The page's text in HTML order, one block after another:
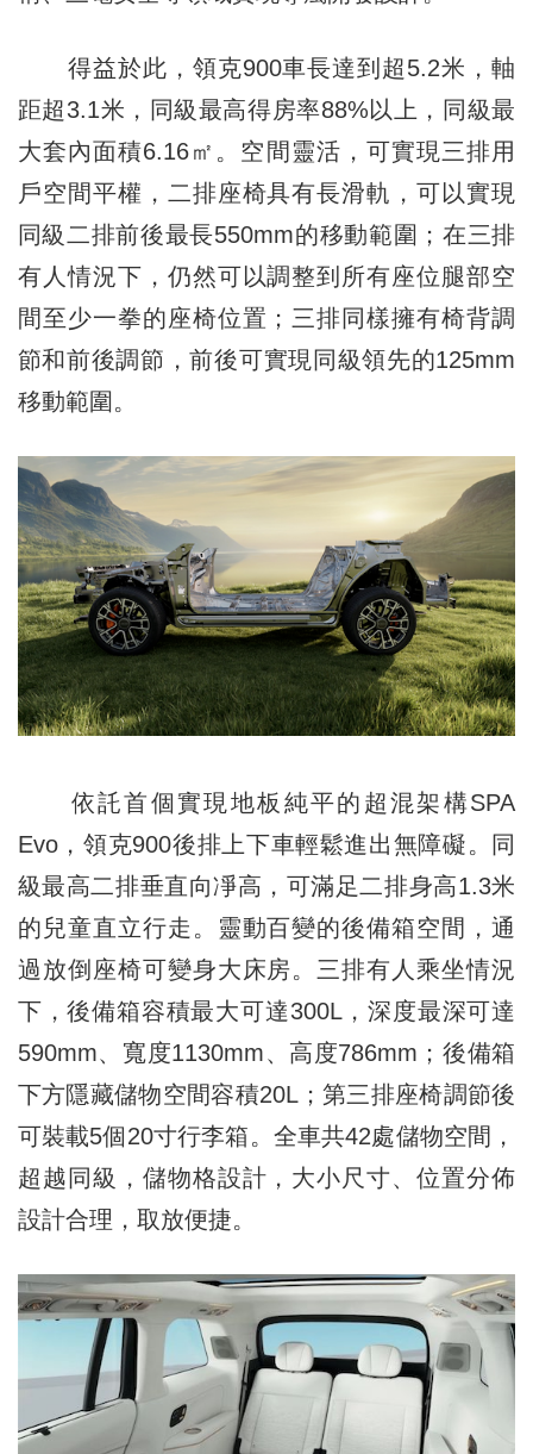
得益於此，領克900車長達到超5.2米，軸
距超3.1米，同級最高得房率88%以上，同級最
大套內面積6.16㎡。空間靈活，可實現三排用
戶空間平權，二排座椅具有長滑軌，可以實現
同級二排前後最長550mm的移動範圍；在三排
有人情況下，仍然可以調整到所有座位腿部空
間至少一拳的座椅位置；三排同樣擁有椅背調
節和前後調節，前後可實現同級領先的125mm
移動範圍。
依託首個實現地板純平的超混架構SPA
Evo，領克900後排上下車輕鬆進出無障礙。同
級最高二排垂直向凈高，可滿足二排身高1.3米
的兒童直立行走。靈動百變的後備箱空間，通
過放倒座椅可變身大床房。三排有人乘坐情況
下，後備箱容積最大可達300L，深度最深可達
590mm、寬度1130mm、高度786mm；後備箱
下方隱藏儲物空間容積20L；第三排座椅調節後
可裝載5個20寸行李箱。全車共42處儲物空間，
超越同級，儲物格設計，大小尺寸、位置分佈
設計合理，取放便捷。